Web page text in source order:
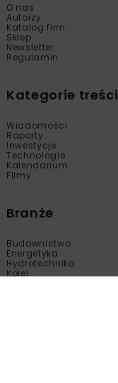
O nas
Autorzy
Katalog firm
Sklep
Newsletter
Regulamin
Kategorie treści
Wiadomości
Raporty
Inwestycje
Technologie
Kalendarium
Filmy
Branże
Budownictwo
Energetyka
Hydrotechnika
Kolej